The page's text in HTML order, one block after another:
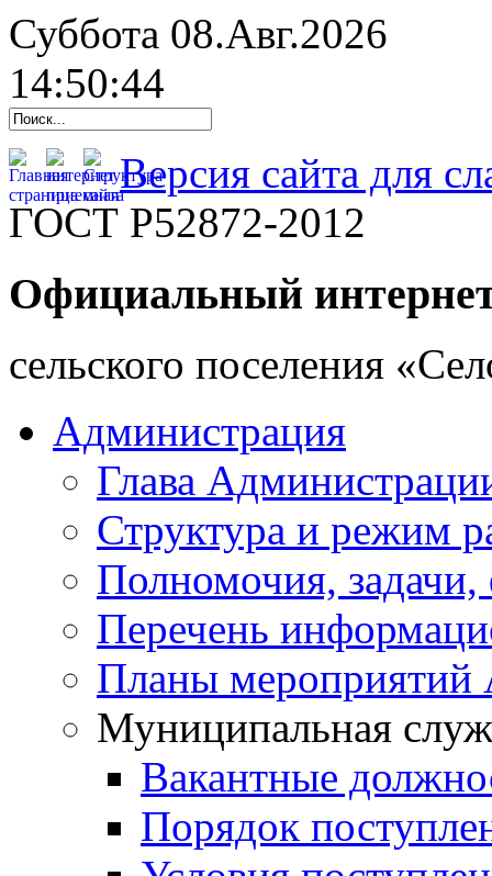
Суббота 08.Авг.2026
14:50:44
Версия сайта для
ГОСТ Р52872-2012
Официальный
cельского поселения
Администрация
Глава
Структура и режим
Полномочия,
Перечень
Планы мероприятий
Муниципальная
Вакантные
Порядок